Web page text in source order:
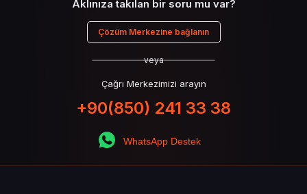
Aklınıza takılan bir soru mu var?
Çözüm Merkezine bağlanın
veya
Çağrı Merkezimizi arayın
+90(850) 241 33 38
WhatsApp Destek